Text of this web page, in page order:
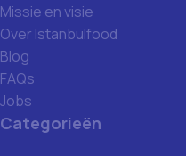
Missie en visie
Over Istanbulfood
Blog
FAQs
Jobs
Categorieën